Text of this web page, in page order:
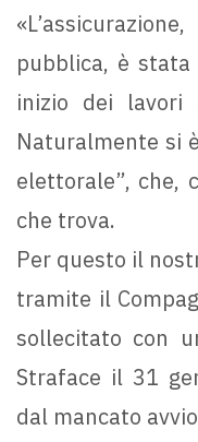
pubblica, è
inizio dei lavori
Naturalmente si
elettorale”, che,
che trova.
Per questo il
tramite il
sollecitato con
Straface il 31
dal mancato